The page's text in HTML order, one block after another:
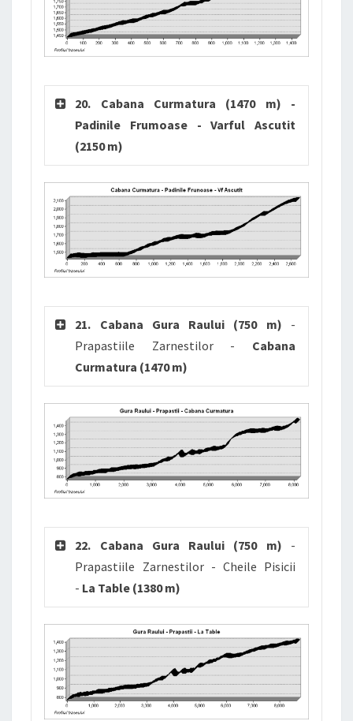
20. Cabana Curmatura (1470 m) -
Padinile Frumoase - Varful Ascutit
(2150 m)
21. Cabana Gura Raului (750 m) -
Prapastiile Zarnestilor - Cabana
Curmatura (1470 m)
22. Cabana Gura Raului (750 m) -
Prapastiile Zarnestilor - Cheile Pisicii
- La Table (1380 m)